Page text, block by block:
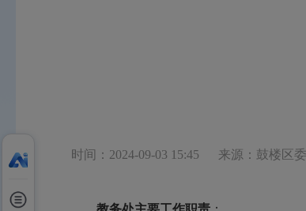
时间：2024-09-03 15:45 来源：鼓楼区